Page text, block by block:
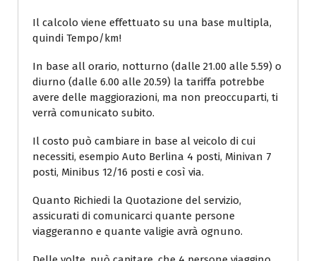
Il calcolo viene effettuato su una base multipla,
quindi Tempo/km!
In base all orario, notturno (dalle 21.00 alle 5.59) o
diurno (dalle 6.00 alle 20.59) la tariffa potrebbe
avere delle maggiorazioni, ma non preoccuparti, ti
verrà comunicato subito.
Il costo può cambiare in base al veicolo di cui
necessiti, esempio Auto Berlina 4 posti, Minivan 7
posti, Minibus 12/16 posti e così via.
Quanto Richiedi la Quotazione del servizio,
assicurati di comunicarci quante persone
viaggeranno e quante valigie avrà ognuno.